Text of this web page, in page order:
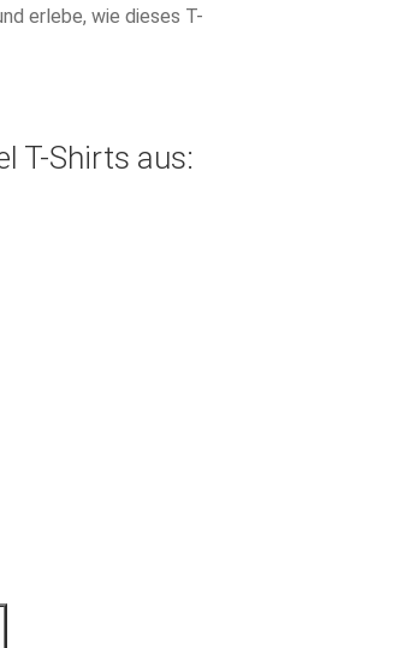
erlebe, wie dieses T-
T-Shirts aus: